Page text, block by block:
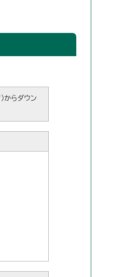
からダウン